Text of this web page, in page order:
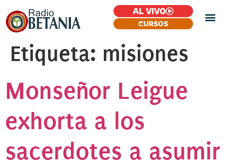
AL VIVO
CURSOS
Etiqueta: misiones
Monseñor Leigue
exhorta a los
sacerdotes a asumir